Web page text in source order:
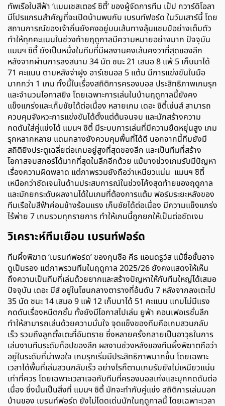
ทัพเรือใบสีฟ้า ‘แมนเชสเตอร์ ซิตี้’ ของผู้จัดการทีม เป๊ป กวาร์ดิโอลา
มีโปรแกรมสำคัญที่จะเปิดบ้านพบกับ เบรนท์ฟอร์ด ในวันเสาร์นี้ โดย
สถานการณ์ของเจ้าถิ่นยังคงอยู่บนเส้นทางลุ้นแชมป์อย่างเต็มตัว
ทำให้ทุกคะแนนในช่วงท้ายฤดูกาลมีความหมายอย่างมาก ปัจจุบัน
แมนฯ ซิตี้ ยังเป็นหนึ่งในทีมที่มีผลงานคงเส้นคงวาที่สุดของลีก
หลังจากผ่านการลงสนาม 34 นัด ชนะ21 เสมอ8 แพ้ 5 เก็บมาได้
71 คะแนน ตามหลังจ่าฝูง อาร์เซนอล 5 แต้ม มีการแข่งขันในมือ
มากกว่า 1 เกม ทั้งนี้ในเรื่องสถิติการครองบอล ประสิทธิภาพเกมรุก
และจำนวนโอกาสยิง โดยเฉพาะการเล่นในบ้านฤดูกาลนี้ยังคง
แข็งแกร่งและเก็บชัยได้ต่อเนื่อง หลายเกม เดอะ ซิตี้เซ่นส์ สามารถ
ควบคุมจังหวะการแข่งขันได้ตั้งแต่ต้นจนจบ และมักสร้างความ
กดดันใส่คู่แข่งได้ แมนฯ ซิตี้ มีระบบการเล่นที่มีความยืดหยุ่นสูง เกม
รุกหลากหลาย แดนกลางยังควบคุมพื้นที่ได้ดี นอกจากนี้ทีมยังมี
สถิติยิงประตูเฉลี่ยต่อเกมอยู่สูงที่สุดของลีก และเป็นทีมที่สร้าง
โอกาสจบสกอร์ได้มากที่สุดในลีกอีกด้วย แม้บางช่วงเกมรับมีปัญหา
เรื่องความผิดพลาด แต่ภาพรวมยังถือว่าเหนียวแน่น แมนฯ ซิตี้
เหนือกว่าชัดเจนในด้านประสบการณ์ในช่วงโค้งสุดท้ายของฤดูกาล
และมักยกระดับผลงานได้ในเกมที่ต้องการแต้ม ฟอร์มระยะหลังของ
ทีมเรือใบสีฟ้าค่อนข้างร้อนแรง เก็บชัยได้ต่อเนื่อง มีความแข็งแกร่ง
ไร้พ่าย 7 เกมรวมทุกรายการ ทำให้เกมนี้ถูกยกให้เป็นต่อชัดเจน
วิเคราะห์ทีมเยือน เบรนท์ฟอร์ด
ทีมผึ้งพิฆาต ‘เบรนท์ฟอร์ด’ ของกุนซือ คีธ แอนดรูว์ส แม้ชื่อชั้นอาจ
ดูเป็นรอง แต่ภาพรวมทีมในฤดูกาล 2025/26 ยังคงแสดงให้เห็น
ถึงความเป็นทีมที่เล่นด้วยยากและสร้างปัญหาให้กับทีมใหญ่ได้เสมอ
ปัจจุบัน เดอะ บีส์ อยู่ในโซนกลางตารางที่อ้นดับ 7 หลังจากลงเตะไป
35 นัด ชนะ 14 เสมอ9 แพ้ 12 เก็บมาได้ 51 คะแนน แทบไม่มีแรง
กดดันเรื่องหนีตกชั้น ทั้งยังมีโอกาสไปเล่น ยูฟ่า คอนเฟอเรชั่นลีก
ทำให้สามารถเล่นด้วยความมั่นใจ จุดแข็งของทีมคือเกมสวนกลับ
เร็ว รวมถึงลูกตั้งเตะที่อันตราย ซึ่งหลายครั้งกลายเป็นอาวุธในการ
เล่นงานทีมระดับท็อปของลีก ผลงานช่วงหลังของทีมผึ้งพิฆาตถือว่า
อยู่ในระดับที่น่าพอใจ เกมรุกเริ่มมีประสิทธิภาพมากขึ้น โดยเฉพาะ
เวลาได้พื้นที่เล่นสวนกลับเร็ว อย่างไรก็ตามเกมรับยังไม่เหนียวแน่น
เท่าที่ควร โดยเฉพาะเวลาเจอกับทีมที่ครองบอลเก่งและบุกกดดันต่อ
เนื่อง ซึ่งนั้นเป็นสิ่งที่ แมนฯ ซิตี้ มักจะทำกับคู่แข่ง สถิติการเล่นนอก
บ้านของ เบรนท์ฟอร์ด ยังไม่โดดเด่นนักในฤดูกาลนี้ โดยเฉพาะเวลา